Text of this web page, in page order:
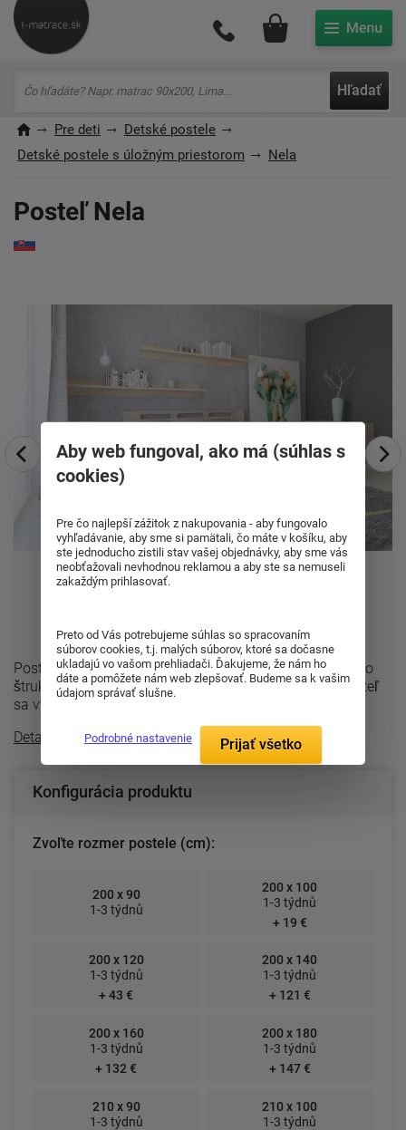
Hľadať
Môj účet
Pre deti
Detské postele
Detské postele s úložným priestorom
Nela
Posteľ Nela
Posteľ Nela sa vyrába v prevedení buk-cink alebo dub so
štruktúrou dreva moderného parketového designu. Posteľ
sa vyrába z bukového alebo ...
Detailný popis
Konfigurácia produktu
Zvoľte rozmer postele (cm):
200 x 90
1-3 týdnů
200 x 100
1-3 týdnů
+ 19 €
200 x 120
1-3 týdnů
+ 43 €
200 x 140
1-3 týdnů
+ 121 €
200 x 160
1-3 týdnů
+ 132 €
200 x 180
1-3 týdnů
+ 147 €
210 x 90
1-3 týdnů
210 x 100
1-3 týdnů
Aby web fungoval, ako má (súhlas s
cookies)
Pre čo najlepší zážitok z nakupovania - aby fungovalo
vyhľadávanie, aby sme si pamätali, čo máte v košíku, aby
ste jednoducho zistili stav vašej objednávky, aby sme vás
neobťažovali nevhodnou reklamou a aby ste sa nemuseli
zakaždým prihlasovať.
Preto od Vás potrebujeme súhlas so spracovaním
súborov cookies, t.j. malých súborov, ktoré sa dočasne
ukladajú vo vašom prehliadači. Ďakujeme, že nám ho
dáte a pomôžete nám web zlepšovať. Budeme sa k vašim
údajom správať slušne.
Podrobné nastavenie Prijať všetko